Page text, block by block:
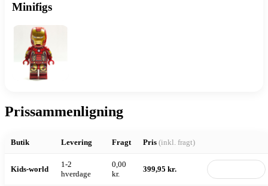
Minifigs
Prissammenligning
Butik Levering Fragt Pris (inkl. fragt)
Kids-world
1-2
hverdage
0,00
kr.
399,95 kr.